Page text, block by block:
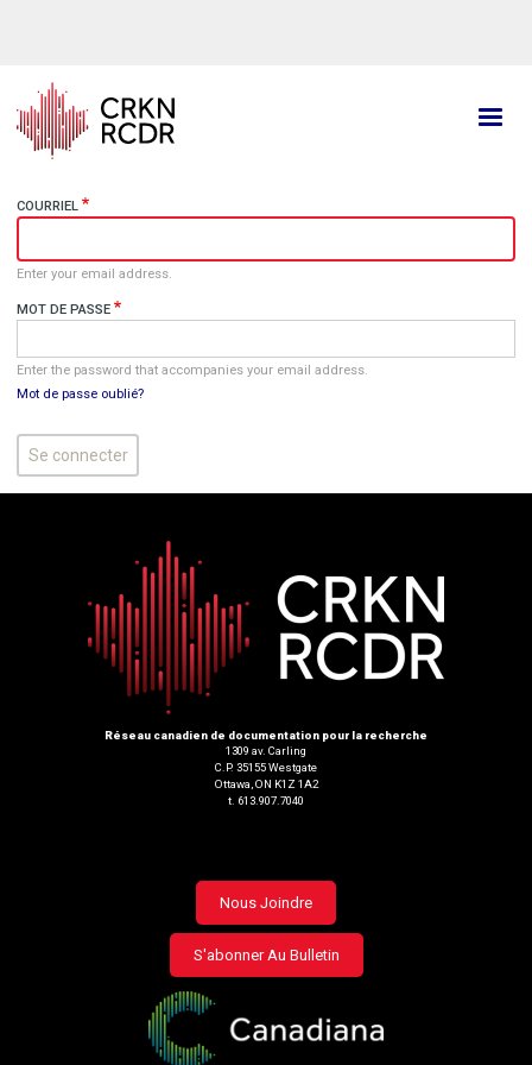
principal
COURRIEL
Enter your email address.
MOT DE PASSE
Enter the password that accompanies your email address.
Mot de passe oublié?
Réseau canadien de documentation pour la recherche
1309 av. Carling
C.P. 35155 Westgate
Ottawa, ON K1Z 1A2
t. 613.907.7040
Footer
menu
Nous Joindre
S'abonner Au Bulletin